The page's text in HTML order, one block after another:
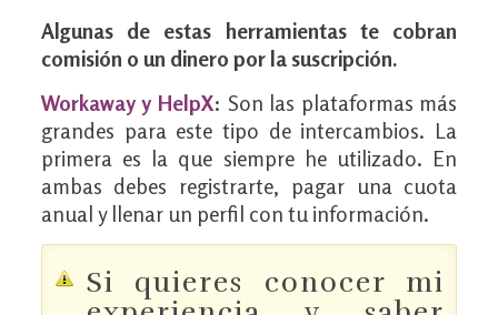
Algunas de estas herramientas te cobran
comisión o un dinero por la suscripción.
Workaway y HelpX: Son las plataformas más
grandes para este tipo de intercambios. La
primera es la que siempre he utilizado. En
ambas debes registrarte, pagar una cuota
anual y llenar un perfil con tu información.
Si quieres conocer mi